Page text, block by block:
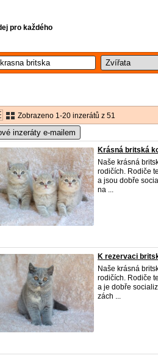
pro každého
Zobrazeno 1-20 inzerátů z 51
inzeráty e-mailem
Krásná britská
Naše krásná
rodičích. Rodiče
a jsou dobře
na ...
K rezervaci
Naše krásná
rodičích. Rodiče
a je dobře
zách ...